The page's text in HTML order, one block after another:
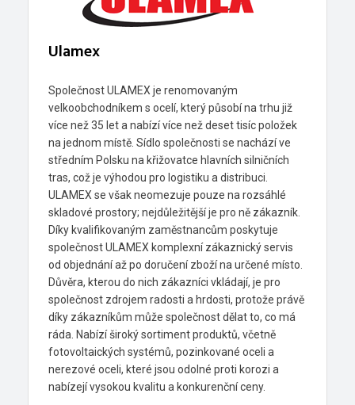
Ulamex
Společnost ULAMEX je renomovaným
velkoobchodníkem s ocelí, který působí na trhu již
více než 35 let a nabízí více než deset tisíc položek
na jednom místě. Sídlo společnosti se nachází ve
středním Polsku na křižovatce hlavních silničních
tras, což je výhodou pro logistiku a distribuci.
ULAMEX se však neomezuje pouze na rozsáhlé
skladové prostory; nejdůležitější je pro ně zákazník.
Díky kvalifikovaným zaměstnancům poskytuje
společnost ULAMEX komplexní zákaznický servis
od objednání až po doručení zboží na určené místo.
Důvěra, kterou do nich zákazníci vkládají, je pro
společnost zdrojem radosti a hrdosti, protože právě
díky zákazníkům může společnost dělat to, co má
ráda. Nabízí široký sortiment produktů, včetně
fotovoltaických systémů, pozinkované oceli a
nerezové oceli, které jsou odolné proti korozi a
nabízejí vysokou kvalitu a konkurenční ceny.